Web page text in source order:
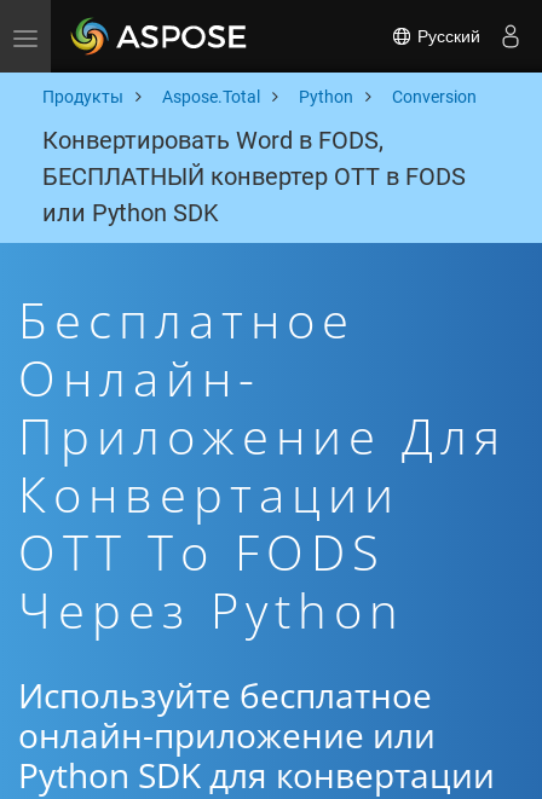
Toggle navigation Русский
Продукты Aspose.Total Python Conversion
Конвертировать Word в FODS,
БЕСПЛАТНЫЙ конвертер OTT в FODS
или Python SDK
Бесплатное
Онлайн-
Приложение Для
Конвертации
OTT To FODS
Через Python
Используйте бесплатное
онлайн-приложение или
Python SDK для конвертации